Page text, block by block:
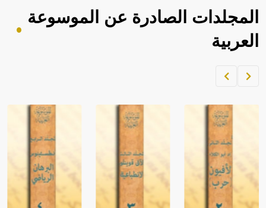
المجلدات الصادرة عن الموسوعة
العربية